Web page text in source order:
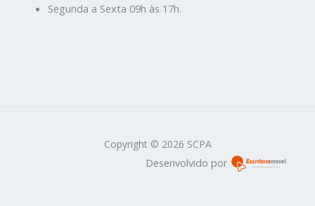
Segunda a Sexta 09h às 17h.
Copyright © 2026 SCPA
Desenvolvido por